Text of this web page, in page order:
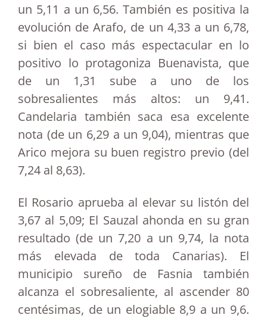
un 5,11 a un 6,56. También es positiva la
evolución de Arafo, de un 4,33 a un 6,78,
si bien el caso más espectacular en lo
positivo lo protagoniza Buenavista, que
de un 1,31 sube a uno de los
sobresalientes más altos: un 9,41.
Candelaria también saca esa excelente
nota (de un 6,29 a un 9,04), mientras que
Arico mejora su buen registro previo (del
7,24 al 8,63).
El Rosario aprueba al elevar su listón del
3,67 al 5,09; El Sauzal ahonda en su gran
resultado (de un 7,20 a un 9,74, la nota
más elevada de toda Canarias). El
municipio sureño de Fasnia también
alcanza el sobresaliente, al ascender 80
centésimas, de un elogiable 8,9 a un 9,6.